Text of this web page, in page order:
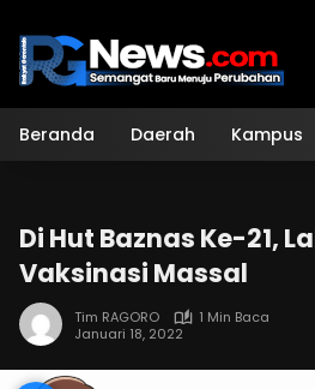
konten
Beranda Daerah Kampus
Di Hut Baznas Ke-21,
Vaksinasi Massal
Tim RAGORO
1 Min Baca
Januari 18, 2022